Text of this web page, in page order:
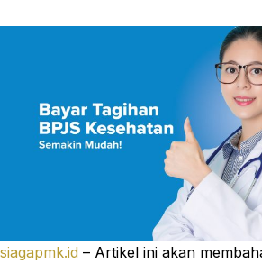
siagapmk.id – Artikel ini akan